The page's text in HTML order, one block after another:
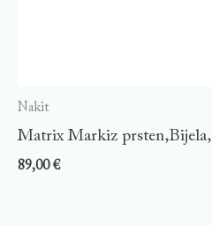
Nakit
Matrix Markiz
89,00€